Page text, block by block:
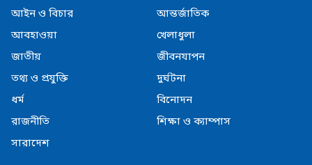
আইন ও বিচার
আন্তর্জাতিক
আবহাওয়া
খেলাধুলা
জাতীয়
জীবনযাপন
তথ্য ও প্রযুক্তি
দুর্ঘটনা
ধর্ম
বিনোদন
রাজনীতি
শিক্ষা ও ক্যাম্পাস
সারাদেশ